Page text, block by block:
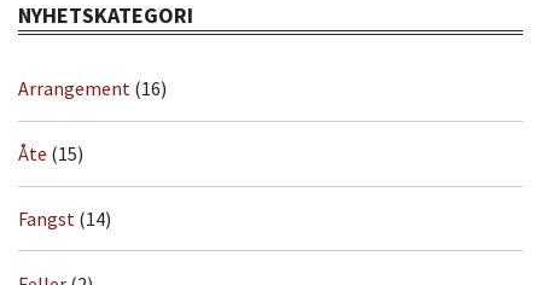
NYHETSKATEGORI
Arrangement (16)
Åte (15)
Fangst (14)